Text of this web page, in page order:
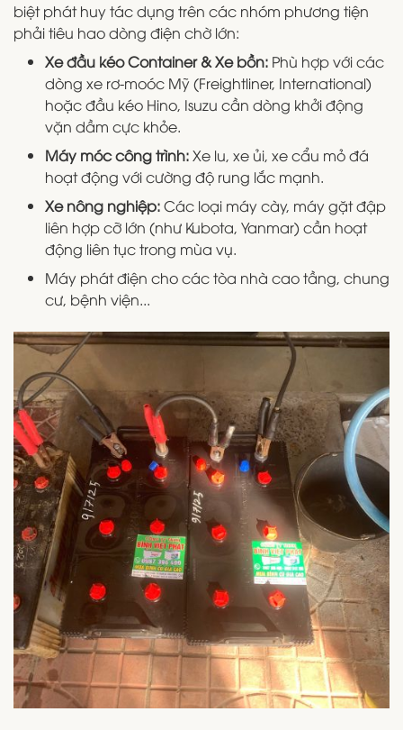
biệt phát huy tác dụng trên các nhóm phương tiện
phải tiêu hao dòng điện chờ lớn:
Xe đầu kéo Container & Xe bồn: Phù hợp với các
dòng xe rơ-moóc Mỹ (Freightliner, International)
hoặc đầu kéo Hino, Isuzu cần dòng khởi động
vặn dầm cực khỏe.
Máy móc công trình:Xe lu, xe ủi, xe cẩu mỏ đá
hoạt động với cường độ rung lắc mạnh.
Xe nông nghiệp:Các loại máy cày, máy gặt đập
liên hợp cỡ lớn (như Kubota, Yanmar) cần hoạt
động liên tục trong mùa vụ.
Máy phát điện cho các tòa nhà cao tầng, chung
cư, bệnh viện...